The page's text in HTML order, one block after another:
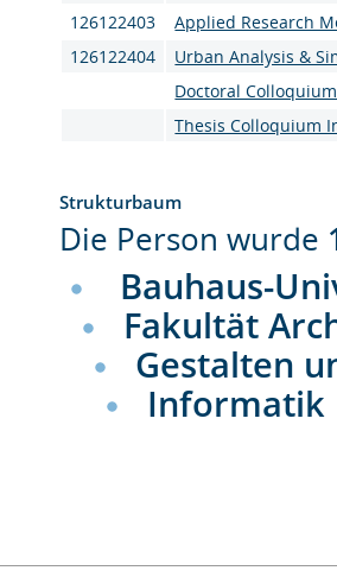
126122403
Applied Research
126122404
Urban Analysis &
Doctoral Colloquium
Thesis Colloquium
Strukturbaum
Die Person wurde
Bauhaus-
Fakultät
Gestalten